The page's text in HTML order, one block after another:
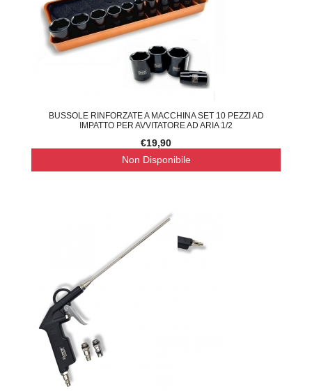
BUSSOLE RINFORZATE A MACCHINA SET 10 PEZZI AD
IMPATTO PER AVVITATORE AD ARIA 1/2
€19,90
Non Disponibile